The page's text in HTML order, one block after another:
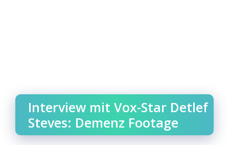
Interview mit Vox-Star Detlef
Steves: Demenz Footage